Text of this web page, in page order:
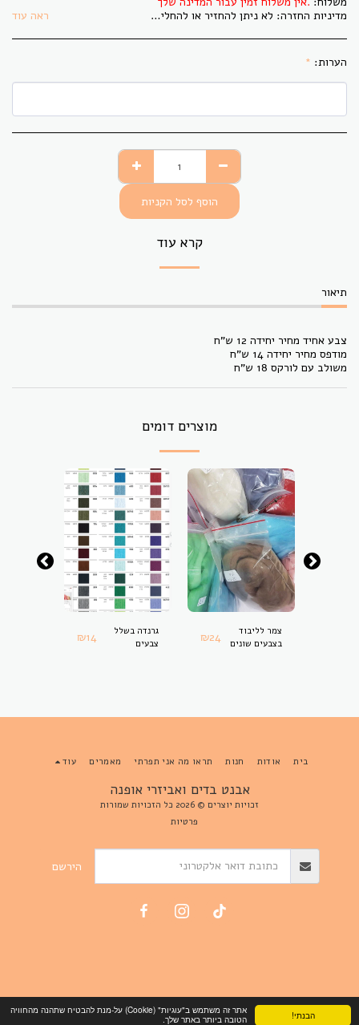
הבנתי!
אתר זה משתמש ב"עוגיות" (Cookie) על-מנת להבטיח שתהנה מהחוויה
הטובה ביותר באתר שלך.
מדיניות החזרה: לא ניתן להחזיר או להחליף בדים אשר גוזרו לפי הזמנת הלקוח. בתקופת משבר הקורונה לא ניתן להחזיר או להחליף פריט כלשהו. ראה עוד
הערות: *
הוסף לסל הקניות
קרא עוד
תיאור
צבע אחיד מחיר יחידה 12 ש"ח
מודפס מחיר יחידה 14 ש"ח
משולב עם לורקס 18 ש"ח
מוצרים דומים
צמר לליבוד
בצבעים שונים
₪24
גרנדה בשלל
צבעים
₪14
אבנט בדים ואביזרי אופנה
זכויות יוצרים © 2026 כל הזכויות שמורות
פרטיות
בית אודות חנות תראו מה אני תפרתי מאמרים עוד
הירשם